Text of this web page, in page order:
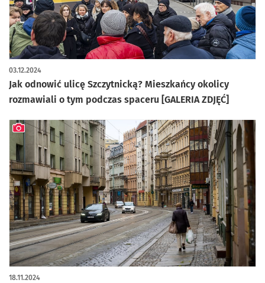
Jak odnowić ulicę Szczytnicką? Mieszkańcy okolicy
rozmawiali o tym podczas spaceru [GALERIA ZDJĘĆ]
03.12.2024
artykuł z galerią zdjęć
18.11.2024
artykuł z galerią zdjęć